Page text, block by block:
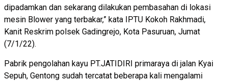
dipadamkan dan sekarang dilakukan pembasahan di lokasi
mesin Blower yang terbakar,” kata IPTU Kokoh Rakhmadi,
Kanit Reskrim polsek Gadingrejo, Kota Pasuruan, Jumat
(7/1/22).
Pabrik pengolahan kayu PT.JATIDIRI primaraya di jalan Kyai
Sepuh, Gentong sudah tercatat beberapa kali mengalami